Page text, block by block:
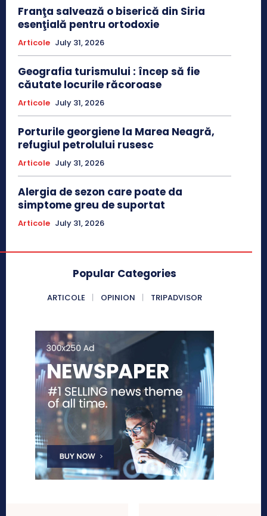
Franţa salvează o biserică din Siria
esenţială pentru ortodoxie
Articole July 31, 2026
Geografia turismului : încep să fie
căutate locurile răcoroase
Articole July 31, 2026
Porturile georgiene la Marea Neagră,
refugiul petrolului rusesc
Articole July 31, 2026
Alergia de sezon care poate da
simptome greu de suportat
Articole July 31, 2026
Popular Categories
ARTICOLE OPINION TRIPADVISOR